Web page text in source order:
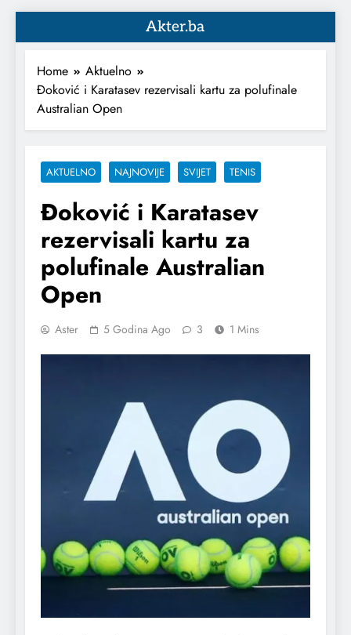
Akter.ba
Home
Aktuelno
Đoković i Karatasev rezervisali kartu za polufinale
Australian Open
AKTUELNO NAJNOVIJE SVIJET TENIS
Đoković i Karatasev
rezervisali kartu za
polufinale Australian
Open
Aster 5 Godina Ago 3 1 Mins